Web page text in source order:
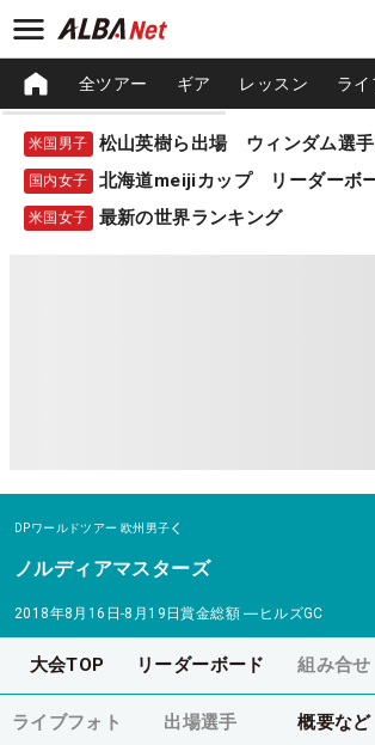
全ツアー ギア レッスン ライ
米国男子
国内女子 北海道meijiカップ リーダーボ
米国女子 最新の世界ランキング
DPワールドツアー 欧州男子
ノルディアマスターズ
2018年8月16日-8月19日賞金総額 ― ヒルズGC
大会TOP リーダーボード 組み合せ
ライブフォト 出場選手 概要など